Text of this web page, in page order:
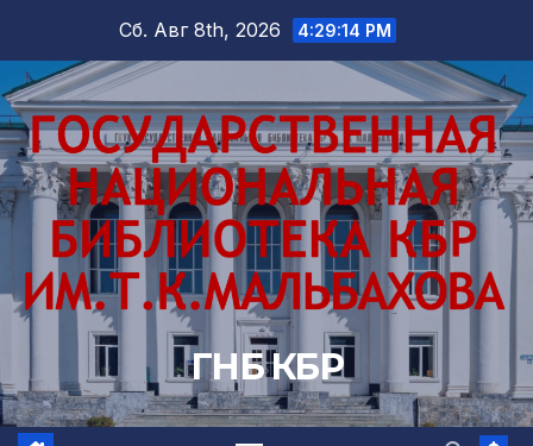
содержимому
Сб. Авг 8th, 2026 4:29:16 PM
ГНБ КБР